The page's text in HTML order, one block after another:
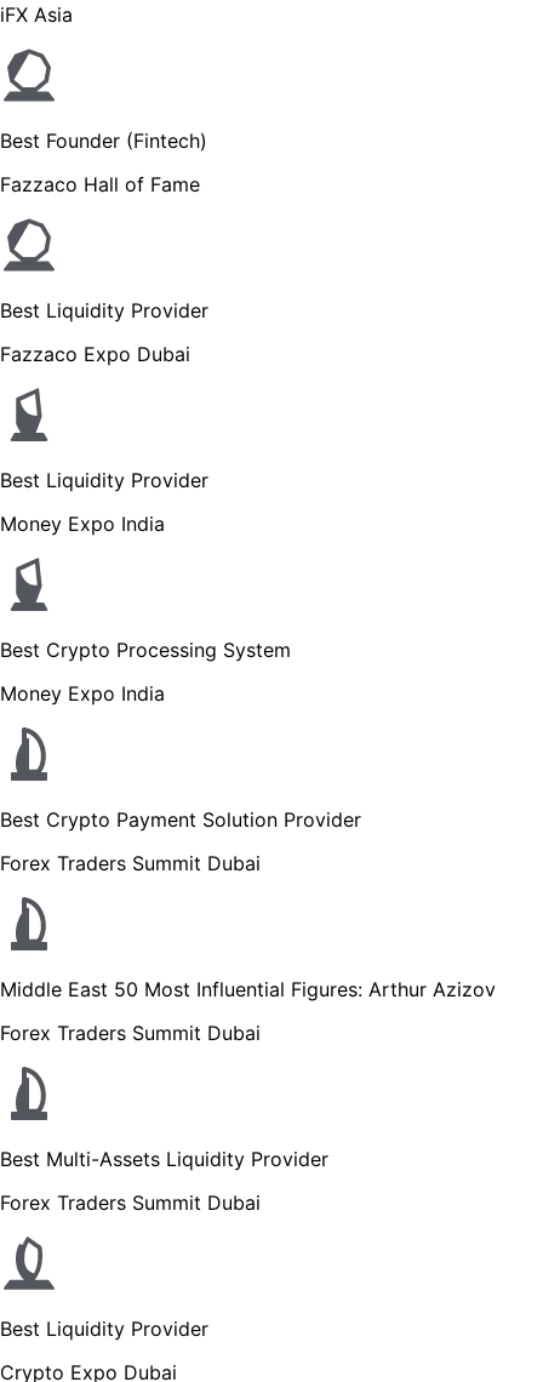
iFX Asia
Best Founder (Fintech)
Fazzaco Hall of Fame
Best Liquidity Provider
Fazzaco Expo Dubai
Best Liquidity Provider
Money Expo India
Best Crypto Processing System
Money Expo India
Best Crypto Payment Solution Provider
Forex Traders Summit Dubai
Middle East 50 Most Influential Figures: Arthur Azizov
Forex Traders Summit Dubai
Best Multi-Assets Liquidity Provider
Forex Traders Summit Dubai
Best Liquidity Provider
Crypto Expo Dubai